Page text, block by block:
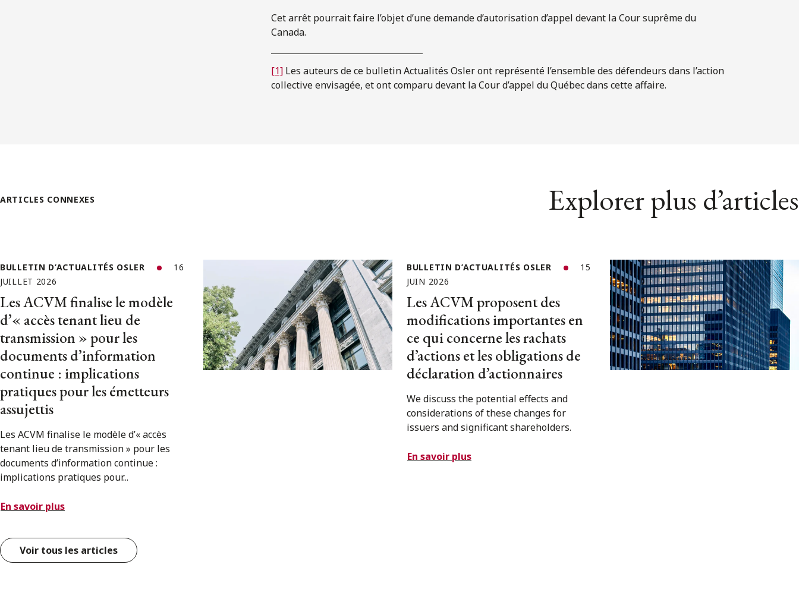
Cet arrêt pourrait faire l’objet d’une demande d’autorisation d’appel devant la Cour suprême du
Canada.
[1] Les auteurs de ce bulletin Actualités Osler ont représenté l’ensemble des défendeurs dans l’action
collective envisagée, et ont comparu devant la Cour d’appel du Québec dans cette affaire.
ARTICLES CONNEXES Explorer plus d’articles
BULLETIN D’ACTUALITÉS OSLER
16
JUILLET 2026
Les ACVM finalise le modèle
d’« accès tenant lieu de
transmission » pour les
documents d’information
continue : implications
pratiques pour les émetteurs
assujettis
Les ACVM finalise le modèle d’« accès
tenant lieu de transmission » pour les
documents d’information continue :
implications pratiques pour...
En savoir plus
BULLETIN D’ACTUALITÉS OSLER
15
JUIN 2026
Les ACVM proposent des
modifications importantes en
ce qui concerne les rachats
d’actions et les obligations de
déclaration d’actionnaires
We discuss the potential effects and
considerations of these changes for
issuers and significant shareholders.
En savoir plus
Voir tous les articles